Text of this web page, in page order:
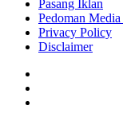
Pasang Iklan
Pedoman
Privacy Policy
Disclaimer